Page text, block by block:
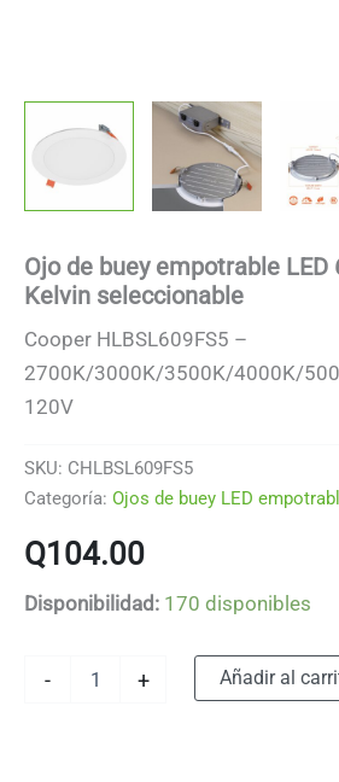
Ojo de buey empotrable LED
Kelvin seleccionable
Cooper HLBSL609FS5 –
2700K/3000K/3500K/4000K/
120V
SKU: CHLBSL609FS5
Categoría: Ojos de buey LED
Q104.00
Disponibilidad: 170 disponibles
- + Añadir al